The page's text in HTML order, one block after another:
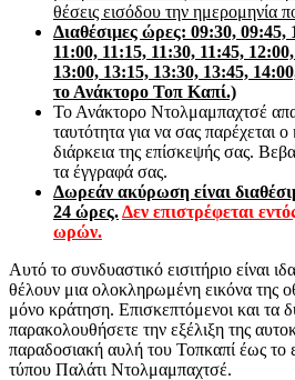
θέσεις εισόδου την ημερομηνία
Διαθέσιμες ώρες: 09:30,
11:00, 11:15, 11:30, 11:45,
13:00, 13:15, 13:30, 13:45,
το Ανάκτορο Τοπ Καπί.)
Το Ανάκτορο Ντολμαμπαχτσέ
ταυτότητα για να σας παρέχεται
διάρκεια της επίσκεψής σας.
τα έγγραφά σας.
Δωρεάν ακύρωση είναι
24 ώρες.Δεν επιστρέφεται
ωρών.
Αυτό το συνδυαστικό εισιτήριο είναι
θέλουν μια ολοκληρωμένη εικόνα της
μόνο κράτηση. Επισκεπτόμενοι και τα
παρακολουθήσετε την εξέλιξη της
παραδοσιακή αυλή του Τοπκαπί έως το
τύπου Παλάτι Ντολμαμπαχτσέ.